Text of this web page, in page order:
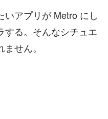
いアプリが Metro にし
する。そんなシチュエ
せん。